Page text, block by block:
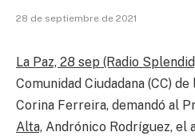
28 de septiembre de 2021
La Paz, 28 sep (Radio
Comunidad Ciudadana (CC)
Corina Ferreira, demandó al
Alta, Andrónico Rodríguez, el